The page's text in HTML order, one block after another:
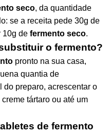
seco, da quantidade
se a receita pede 30g de
10g defermento seco.
o fermento?
pronto na sua casa,
quantia de
do preparo, acrescentar o
tártaro ou até um
de fermento